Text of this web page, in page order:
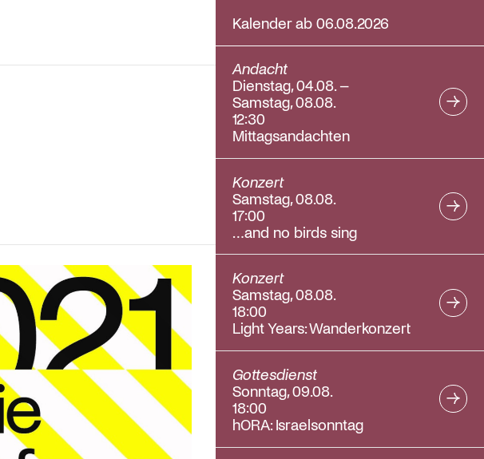
Kalender ab 06.08.2026
Andacht
Dienstag, 04.08. –
Samstag, 08.08.
12:30
Mittagsandachten
Konzert
Samstag, 08.08.
17:00
…and no birds sing
Konzert
Samstag, 08.08.
18:00
Light Years: Wanderkonzert
Gottesdienst
Sonntag, 09.08.
18:00
hORA: Israelsonntag